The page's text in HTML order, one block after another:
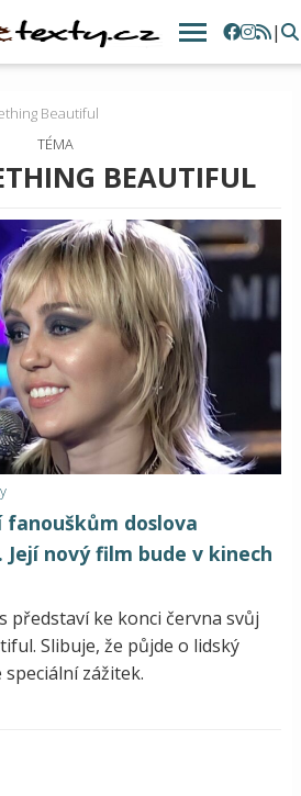
|
Beautiful
TÉMA
BEAUTIFUL
fanouškům doslova
nový film bude v kinech
představí ke konci června svůj
Slibuje, že půjde o lidský
zážitek.